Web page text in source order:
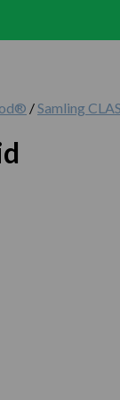
/Samling